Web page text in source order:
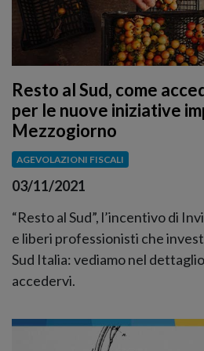
Resto al Sud, come
per le nuove iniziative
Mezzogiorno
AGEVOLAZIONI FISCALI
03/11/2021
“Resto al Sud”, l’incentivo di
e liberi professionisti che
Sud Italia: vediamo nel dettaglio
accedervi.